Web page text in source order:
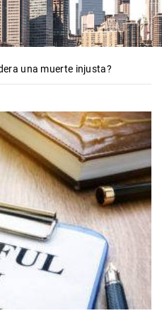
una muerte injusta?